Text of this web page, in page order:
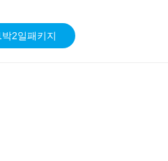
박2일패키지